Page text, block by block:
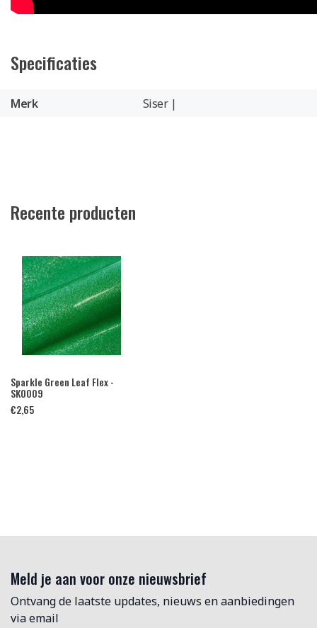
Specificaties
Merk Siser |
Recente producten
Sparkle Green Leaf Flex -
SK0009
€2,65
Meld je aan voor onze nieuwsbrief
Ontvang de laatste updates, nieuws en aanbiedingen
via email